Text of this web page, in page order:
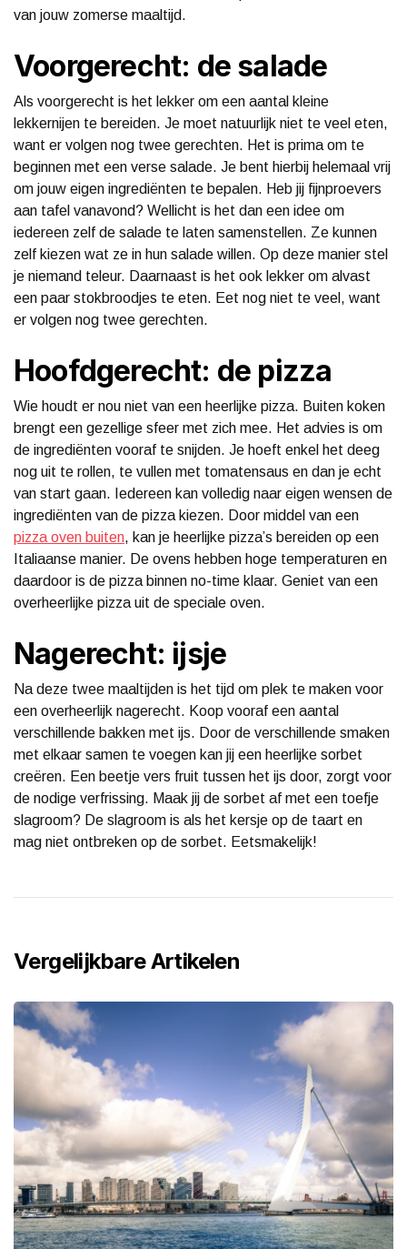
van jouw zomerse maaltijd.
Voorgerecht: de salade
Als voorgerecht is het lekker om een aantal kleine
lekkernijen te bereiden. Je moet natuurlijk niet te veel eten,
want er volgen nog twee gerechten. Het is prima om te
beginnen met een verse salade. Je bent hierbij helemaal vrij
om jouw eigen ingrediënten te bepalen. Heb jij fijnproevers
aan tafel vanavond? Wellicht is het dan een idee om
iedereen zelf de salade te laten samenstellen. Ze kunnen
zelf kiezen wat ze in hun salade willen. Op deze manier stel
je niemand teleur. Daarnaast is het ook lekker om alvast
een paar stokbroodjes te eten. Eet nog niet te veel, want
er volgen nog twee gerechten.
Hoofdgerecht: de pizza
Wie houdt er nou niet van een heerlijke pizza. Buiten koken
brengt een gezellige sfeer met zich mee. Het advies is om
de ingrediënten vooraf te snijden. Je hoeft enkel het deeg
nog uit te rollen, te vullen met tomatensaus en dan je echt
van start gaan. Iedereen kan volledig naar eigen wensen de
ingrediënten van de pizza kiezen. Door middel van een
pizza oven buiten, kan je heerlijke pizza’s bereiden op een
Italiaanse manier. De ovens hebben hoge temperaturen en
daardoor is de pizza binnen no-time klaar. Geniet van een
overheerlijke pizza uit de speciale oven.
Nagerecht: ijsje
Na deze twee maaltijden is het tijd om plek te maken voor
een overheerlijk nagerecht. Koop vooraf een aantal
verschillende bakken met ijs. Door de verschillende smaken
met elkaar samen te voegen kan jij een heerlijke sorbet
creëren. Een beetje vers fruit tussen het ijs door, zorgt voor
de nodige verfrissing. Maak jij de sorbet af met een toefje
slagroom? De slagroom is als het kersje op de taart en
mag niet ontbreken op de sorbet. Eetsmakelijk!
Vergelijkbare Artikelen